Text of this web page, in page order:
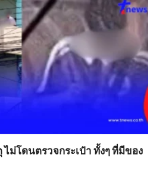
ม่โดนตรวจกระเป๋า ทั้งๆ ที่มีของ